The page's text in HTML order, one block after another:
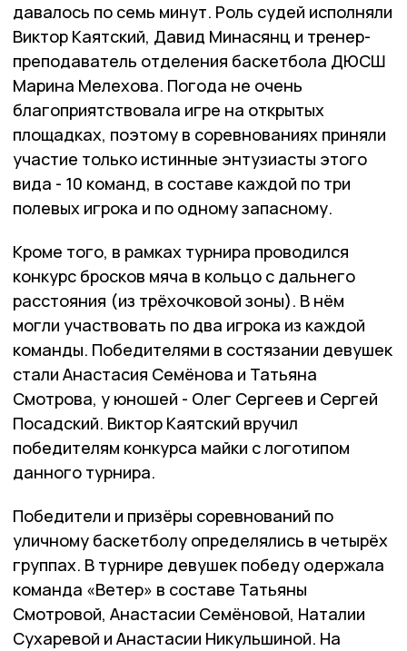
давалось по семь минут. Роль судей исполняли
Виктор Каятский, Давид Минасянц и тренер-
преподаватель отделения баскетбола ДЮСШ
Марина Мелехова. Погода не очень
благоприятствовала игре на открытых
площадках, поэтому в соревнованиях приняли
участие только истинные энтузиасты этого
вида - 10 команд, в составе каждой по три
полевых игрока и по одному запасному.
Кроме того, в рамках турнира проводился
конкурс бросков мяча в кольцо с дальнего
расстояния (из трёхочковой зоны). В нём
могли участвовать по два игрока из каждой
команды. Победителями в состязании девушек
стали Анастасия Семёнова и Татьяна
Смотрова, у юношей - Олег Сергеев и Сергей
Посадский. Виктор Каятский вручил
победителям конкурса майки с логотипом
данного турнира.
Победители и призёры соревнований по
уличному баскетболу определялись в четырёх
группах. В турнире девушек победу одержала
команда «Ветер» в составе Татьяны
Смотровой, Анастасии Семёновой, Наталии
Сухаревой и Анастасии Никульшиной. На